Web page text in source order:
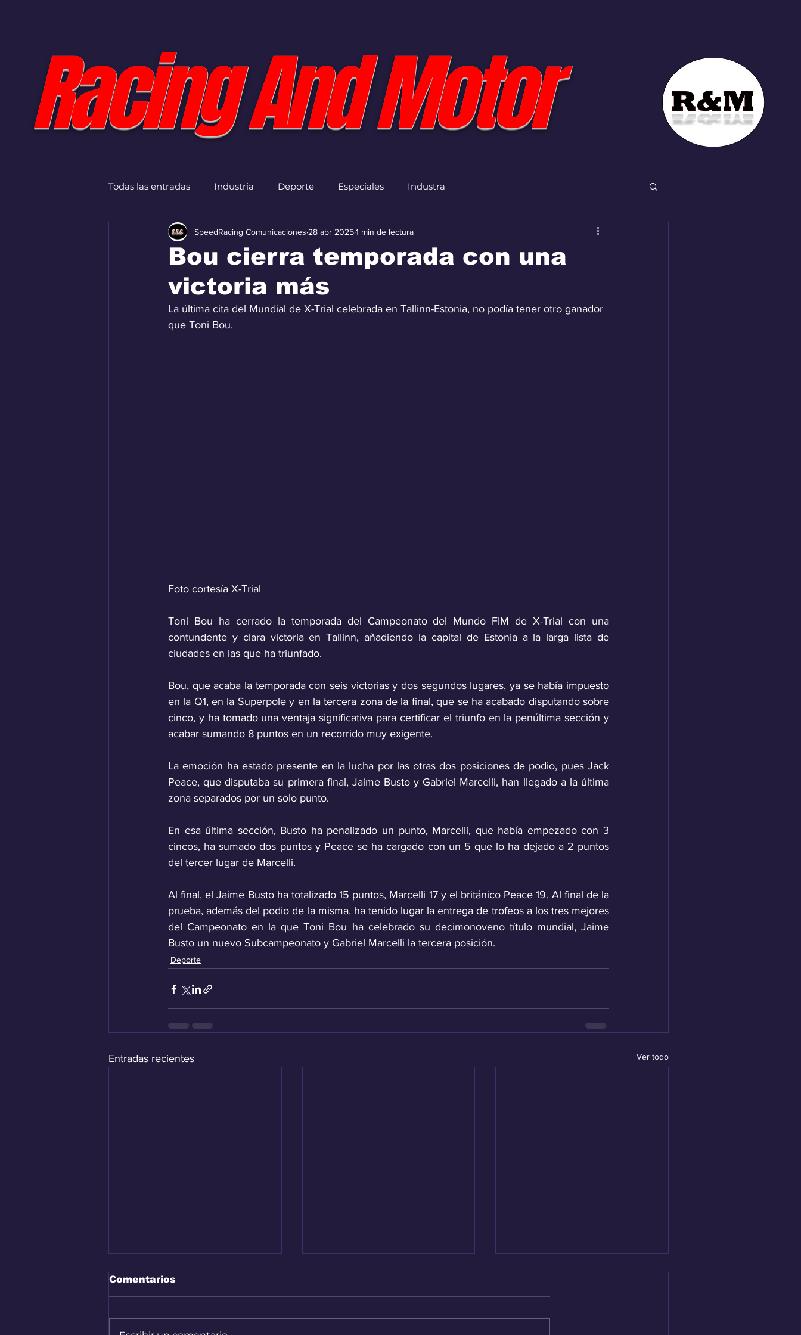
Racing And Motor
Todas las entradas Industria Deporte Especiales Industra
Bou cierra temporada con una
victoria más
SpeedRacing Comunicaciones 28 abr 20251 min de lectura
La última cita del Mundial de X-Trial celebrada en Tallinn-Estonia, no podía tener otro ganador
que Toni Bou.
Foto cortesía X-Trial
Toni Bou ha cerrado la temporada del Campeonato del Mundo FIM de X-Trial con una
contundente y clara victoria en Tallinn, añadiendo la capital de Estonia a la larga lista de
ciudades en las que ha triunfado.
Bou, que acaba la temporada con seis victorias y dos segundos lugares, ya se había impuesto
en la Q1, en la Superpole y en la tercera zona de la final, que se ha acabado disputando sobre
cinco, y ha tomado una ventaja significativa para certificar el triunfo en la penúltima sección y
acabar sumando 8 puntos en un recorrido muy exigente.
La emoción ha estado presente en la lucha por las otras dos posiciones de podio, pues Jack
Peace, que disputaba su primera final, Jaime Busto y Gabriel Marcelli, han llegado a la última
zona separados por un solo punto.
En esa última sección, Busto ha penalizado un punto, Marcelli, que había empezado con 3
cincos, ha sumado dos puntos y Peace se ha cargado con un 5 que lo ha dejado a 2 puntos
del tercer lugar de Marcelli.
Al final, el Jaime Busto ha totalizado 15 puntos, Marcelli 17 y el británico Peace 19. Al final de la
prueba, además del podio de la misma, ha tenido lugar la entrega de trofeos a los tres mejores
del Campeonato en la que Toni Bou ha celebrado su decimonoveno título mundial, Jaime
Busto un nuevo Subcampeonato y Gabriel Marcelli la tercera posición.
Deporte
Entradas recientes Ver todo
Comentarios